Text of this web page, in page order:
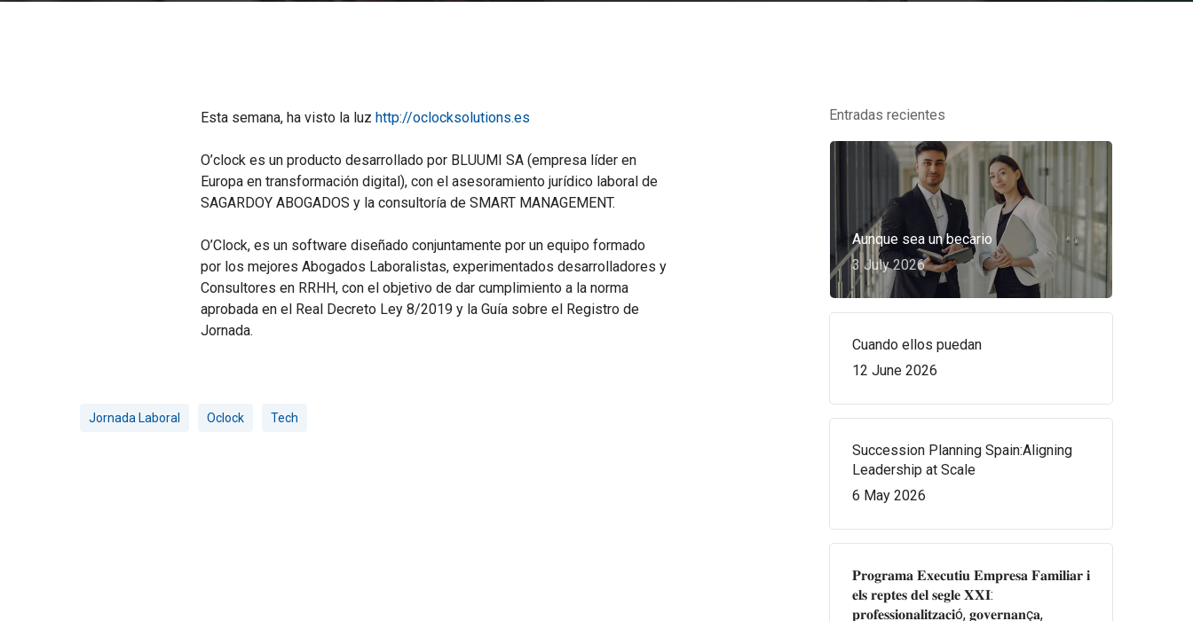
Esta semana, ha visto la luz http://oclocksolutions.es
O’clock es un producto desarrollado por BLUUMI SA (empresa líder en
Europa en transformación digital), con el asesoramiento jurídico laboral de
SAGARDOY ABOGADOS y la consultoría de SMART MANAGEMENT.
O’Clock, es un software diseñado conjuntamente por un equipo formado
por los mejores Abogados Laboralistas, experimentados desarrolladores y
Consultores en RRHH, con el objetivo de dar cumplimiento a la norma
aprobada en el Real Decreto Ley 8/2019 y la Guía sobre el Registro de
Jornada.
Jornada Laboral Oclock Tech
Entradas recientes
Aunque sea un becario
3 July 2026
Cuando ellos puedan
12 June 2026
Succession Planning Spain:Aligning
Leadership at Scale
6 May 2026
𝐏𝐫𝐨𝐠𝐫𝐚𝐦𝐚 𝐄𝐱𝐞𝐜𝐮𝐭𝐢𝐮 𝐄𝐦𝐩𝐫𝐞𝐬𝐚 𝐅𝐚𝐦𝐢𝐥𝐢𝐚𝐫 𝐢
𝐞𝐥𝐬 𝐫𝐞𝐩𝐭𝐞𝐬 𝐝𝐞𝐥 𝐬𝐞𝐠𝐥𝐞 𝐗𝐗𝐈:
𝐩𝐫𝐨𝐟𝐞𝐬𝐬𝐢𝐨𝐧𝐚𝐥𝐢𝐭𝐳𝐚𝐜𝐢ó, 𝐠𝐨𝐯𝐞𝐫𝐧𝐚𝐧ç𝐚,